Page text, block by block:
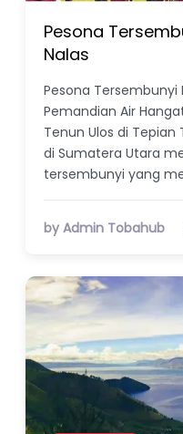
Pesona
Nalas
Pesona Tersembunyi
Pemandian Air
Tenun Ulos di Tepian
di Sumatera Utara
tersembunyi yang
by Admin Tobahub